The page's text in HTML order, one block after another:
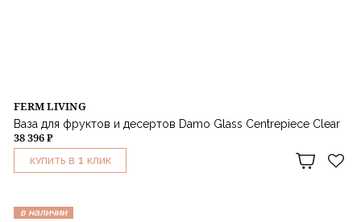
FERM LIVING
Ваза для фруктов и десертов Damo Glass Centrepiece Clear
38 396 ₽
КУПИТЬ В 1 КЛИК
в наличии